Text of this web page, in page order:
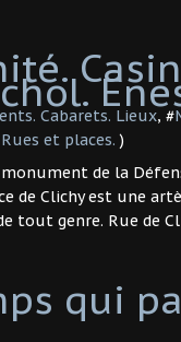
Cabarets. Lieux, #
Rues et places. )
de la
de Clichy est une
tout genre. Rue de
qui